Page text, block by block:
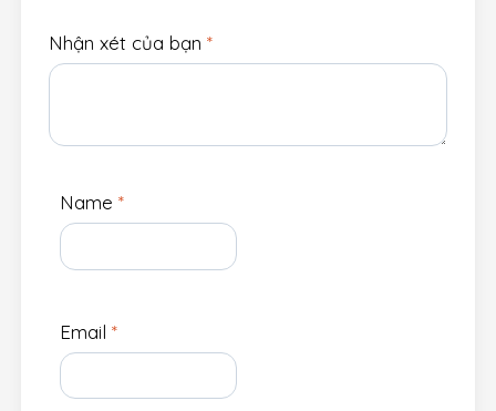
Nhận xét của bạn *
Name *
Email *